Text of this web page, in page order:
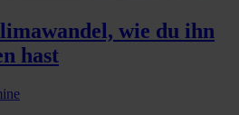
wie du ihn
hast